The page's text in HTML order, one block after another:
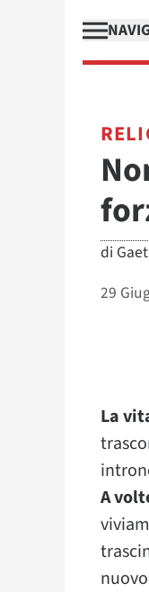
di
29
La
A